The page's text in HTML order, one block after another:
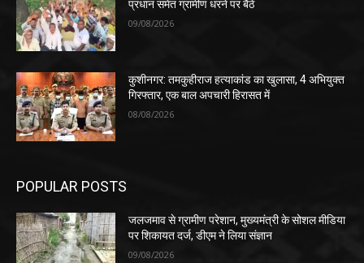
प्रधान समेत ग्रामीण धरने पर बैठे
09/08/2026
कुशीनगर: तमकुहीराज हत्याकांड का खुलासा, 4 अभियुक्त
गिरफ्तार, एक बाल अपचारी हिरासत में
08/08/2026
POPULAR POSTS
जलजमाव से ग्रामीण परेशान, मुख्यमंत्री के सोशल मीडिया
पर शिकायत दर्ज, डीएम ने लिया संज्ञान
09/08/2026